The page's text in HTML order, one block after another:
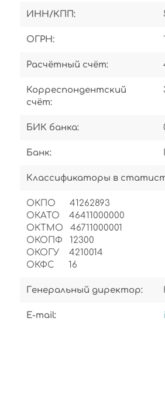
ИНН/КПП:
ОГРН:
Расчётный счёт:
Корреспондентский
счёт:
БИК банка:
Банк:
Классификаторы в
ОКПО 41262893
ОКАТО 46411000000
ОКТМО 46711000001
ОКОПФ 12300
ОКОГУ 4210014
ОКФС 16
Генеральный директор:
E-mail: